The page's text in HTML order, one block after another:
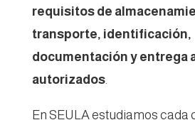
requisitos de
transporte, identificación,
documentación y entrega
autorizados.
En SEULA estudiamos cada